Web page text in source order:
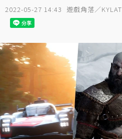
2022-05-27 14:43 遊戲角落／KYLAT